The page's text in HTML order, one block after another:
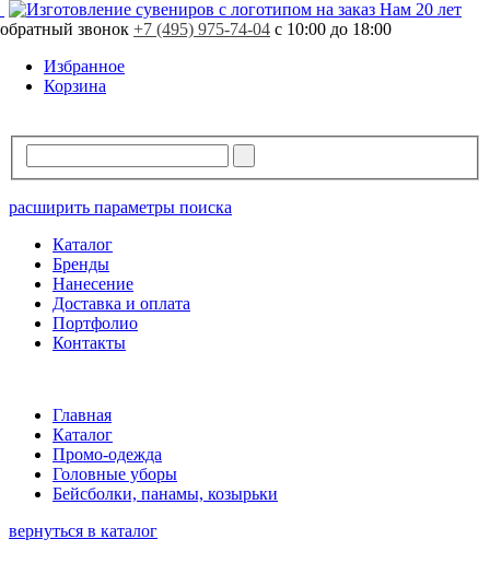
Нам 20 лет
обратный звонок +7 (495) 975-74-04 с 10:00 до 18:00
Избранное
Корзина
расширить параметры поиска
Каталог
Бренды
Нанесение
Доставка и оплата
Портфолио
Контакты
Главная
Каталог
Промо-одежда
Головные уборы
Бейсболки, панамы, козырьки
вернуться в каталог
Свободно35 шт.
В резерве 51 шт.